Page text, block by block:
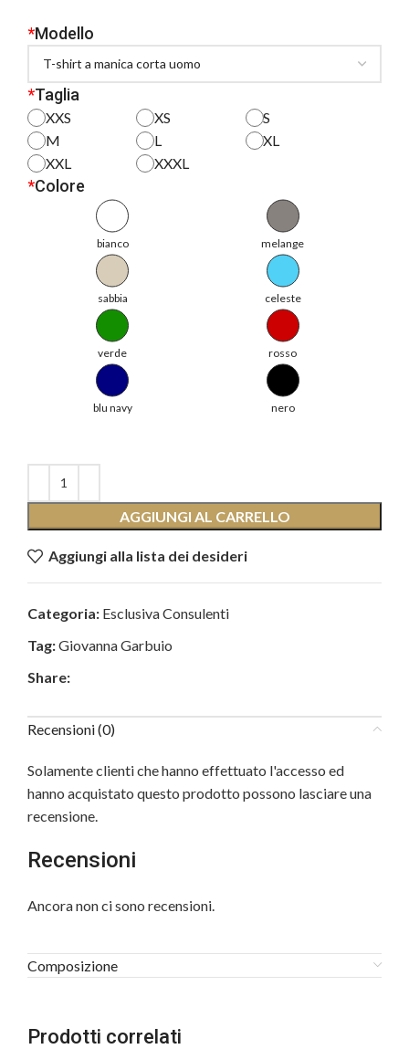
*Modello
*Taglia
XXS XS
S
M
L
XL
XXL
XXXL
*Colore
bianco melange
sabbia celeste
verde rosso
blu navy nero
AGGIUNGI AL CARRELLO
Aggiungi alla lista dei desideri
Categoria: Esclusiva Consulenti
Tag:Giovanna Garbuio
Share:
Recensioni (0)
Recensioni
Ancora non ci sono recensioni.
Solamente clienti che hanno effettuato l'accesso ed
hanno acquistato questo prodotto possono lasciare una
recensione.
Composizione
Prodotti correlati